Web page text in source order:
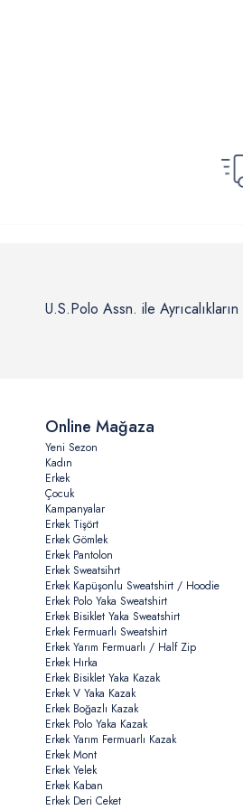
U.S.Polo Assn. ile Ayrıcalıkların
Online Mağaza
Yeni Sezon
Kadın
Erkek
Çocuk
Kampanyalar
Erkek Tişört
Erkek Gömlek
Erkek Pantolon
Erkek Sweatsihrt
Erkek Kapüşonlu Sweatshirt / Hoodie
Erkek Polo Yaka Sweatshirt
Erkek Bisiklet Yaka Sweatshirt
Erkek Fermuarlı Sweatshirt
Erkek Yarım Fermuarlı / Half Zip
Erkek Hırka
Erkek Bisiklet Yaka Kazak
Erkek V Yaka Kazak
Erkek Boğazlı Kazak
Erkek Polo Yaka Kazak
Erkek Yarım Fermuarlı Kazak
Erkek Mont
Erkek Yelek
Erkek Kaban
Erkek Deri Ceket